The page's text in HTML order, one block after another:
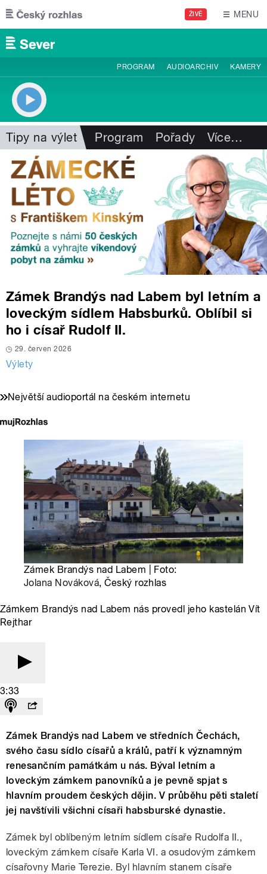
Přejít k hlavnímu obsahu
ŽIVĚ MENU
PROGRAM AUDIOARCHIV KAMERY
Tipy na výlet Program Pořady Více…
Zámek Brandýs nad Labem byl letním a
loveckým sídlem Habsburků. Oblíbil si
ho i císař Rudolf II.
29. červen 2026
Výlety
Největší audioportál na českém internetu
Zámek Brandýs nad Labem | Foto:
Jolana Nováková, Český rozhlas
Zámkem Brandýs nad Labem nás provedl jeho kastelán Vít
Rejthar
3:33
Zámek Brandýs nad Labem ve středních Čechách,
svého času sídlo císařů a králů, patří k významným
renesančním památkám u nás. Býval letním a
loveckým zámkem panovníků a je pevně spjat s
hlavním proudem českých dějin. V průběhu pěti staletí
jej navštívili všichni císaři habsburské dynastie.
Zámek byl oblíbeným letním sídlem císaře Rudolfa II.,
loveckým zámkem císaře Karla VI. a osudovým zámkem
císařovny Marie Terezie. Byl hlavním stanem císaře